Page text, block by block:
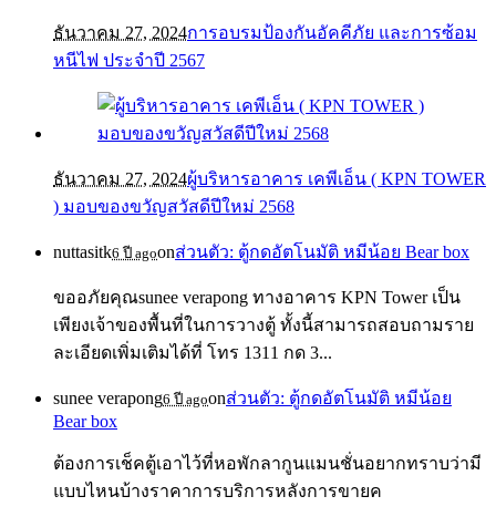
ธันวาคม 27, 2024การอบรมป้องกันอัคคีภัย และการซ้อม
หนีไฟ ประจำปี 2567
ธันวาคม 27, 2024ผู้บริหารอาคาร เคพีเอ็น ( KPN TOWER
) มอบของขวัญสวัสดีปีใหม่ 2568
nuttasitk6 ปี agoonส่วนตัว: ตู้กดอัตโนมัติ หมีน้อย Bear box
ขออภัยคุณsunee verapong ทางอาคาร KPN Tower เป็น
เพียงเจ้าของพื้นที่ในการวางตู้ ทั้งนี้สามารถสอบถามราย
ละเอียดเพิ่มเติมได้ที่ โทร 1311 กด 3...
sunee verapong6 ปี agoonส่วนตัว: ตู้กดอัตโนมัติ หมีน้อย
Bear box
ต้องการเช็คตู้เอาไว้ที่หอพักลากูนแมนชั่นอยากทราบว่ามี
แบบไหนบ้างราคาการบริการหลังการขายค